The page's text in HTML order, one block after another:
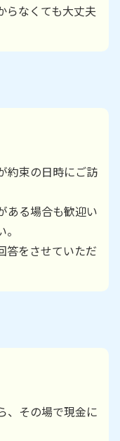
らなくても大丈夫
約束の日時にご訪
ある場合も歓迎い
答をさせていただ
、その場で現金に